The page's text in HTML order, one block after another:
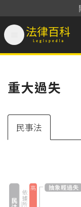
法律百科
重大過失
民事法